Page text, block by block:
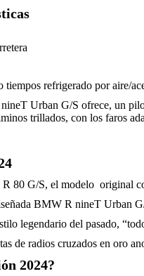
refrigerado por aire/
Urban G/S ofrece, un
trillados, con los faros
80 G/S, el modelo original
BMW R nineT Urban
legendario del pasado,
de radios cruzados en oro
2024?